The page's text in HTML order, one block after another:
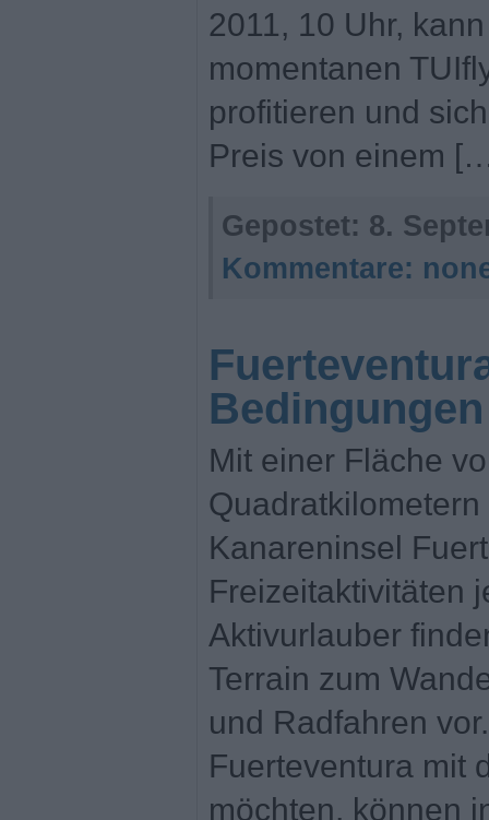
2011, 10 Uhr,
momentanen
profitieren und
Preis von einem
Gepostet: 8.
Kommentare:
Mit einer Fläche
Kanareninsel
Freizeitaktivitäten
Aktivurlauber
Terrain zum
und Radfahren
Fuerteventura mit
möchten, können